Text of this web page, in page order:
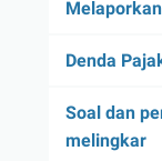
Denda
Soal dan
melingkar